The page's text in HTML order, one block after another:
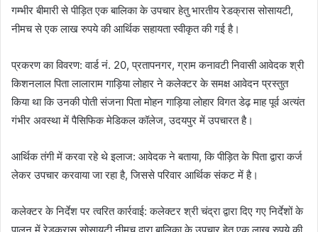
गम्‍भीर बीमारी से पीड़ित एक बालिका के उपचार हेतु भारतीय रेडक्रास सोसायटी,
नीमच से एक लाख रुपये की आर्थिक सहायता स्वीकृत की गई है।
प्रकरण का विवरण: वार्ड नं. 20, प्रतापनगर, ग्राम कनावटी निवासी आवेदक श्री
किशनलाल पिता लालाराम गाड़िया लोहार ने कलेक्टर के समक्ष आवेदन प्रस्तुत
किया था कि उनकी पोती संजना पिता मोहन गाड़िया लोहार विगत डेढ़ माह पूर्व अत्यंत
गंभीर अवस्था में पैसिफिक मेडिकल कॉलेज, उदयपुर में उपचारत है।
आर्थिक तंगी में करवा रहे थे इलाज: आवेदक ने बताया, कि पीड़ित के पिता द्वारा कर्ज
लेकर उपचार करवाया जा रहा है, जिससे परिवार आर्थिक संकट में है।
कलेक्टर के निर्देश पर त्वरित कार्रवाई: कलेक्टर श्री चंद्रा द्वारा दिए गए निर्देशों के